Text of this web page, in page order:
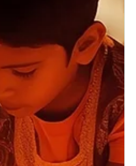
מידע תומך
כתבות, אירועים, קישורים, מידע קונסולרי
הישראלית בבריטניה בשורות